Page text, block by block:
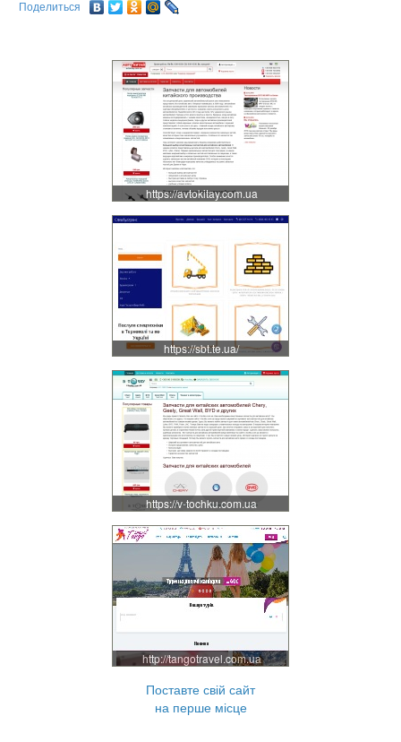
Поделиться
https://avtokitay.com.ua
https://sbt.te.ua/
https://v-tochku.com.ua
http://tangotravel.com.ua
Поставте свій сайт
на перше місце